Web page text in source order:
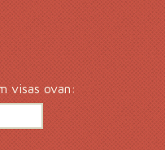
visas ovan: